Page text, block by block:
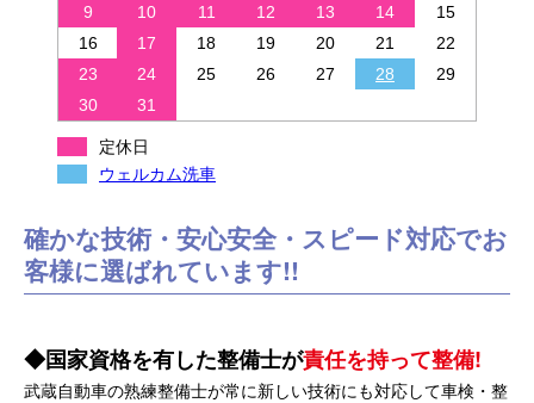
9
10 11 12 13 14
15
16
17 18 19 20 21
22
23
24 25 26 27 28
29
30
31
定休日
ウェルカム洗車
確かな技術・安心安全・スピード対応でお
客様に選ばれています!!
国家資格を有した整備士が責任を持って整備!
武蔵自動車の熟練整備士が常に新しい技術にも対応して車検・整